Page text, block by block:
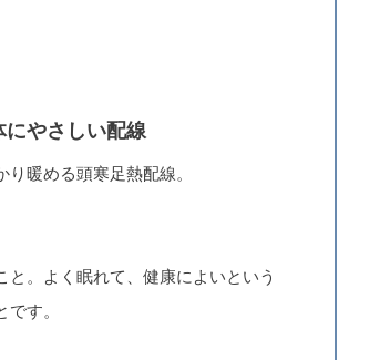
にやさしい配線
暖める頭寒足熱配線。
と。よく眠れて、健康によいという
す。